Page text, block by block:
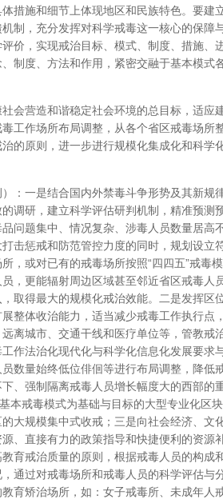
措施和细节上体现地区和民族特色。要建
制，充分发挥对科学戒毒这一核心的保障
价，实现戒治目标、模式、制度、措施、
制度、方法和作用，紧密交融于基本模式
会营造和谐稳定社会环境的总目标，适应
工作场所布局调整，从各个省区戒毒场所
的原则，进一步进行规模化集成化和科学
：一是结合国内外禁毒斗争形势及其新规
调研，建立科学评估研判机制，精准预测
问题集中、情况复杂、涉毒人员数量居高
击惩戒和防范管控力度的同时，规划设立
，或对已有的戒毒场所按照“四四五”戒毒
，更能辐射周边区域甚至邻近省区戒毒人
取得最大的规模化戒治效能。二是发挥区
整体收治能力，适当减少戒毒工作执行点
离城市、交通干线和医疗单位等，管教戒
作法治化现代化与科学化信息化发展要求
数量始终低位俳佪等进行布局调整，降低
、强制隔离戒毒人员增长幅度大的西部的
本戒毒模式为基础与目标的大型专业化区
大规模集中式收戒；三是向社会经济、文
、直接有力的政策指导和快捷便利的资源
育戒治质量的原则，根据戒毒人员的构成
通过对戒毒场所和戒毒人员的科学评估与
育矫治场所，如：女子戒毒所、未成年人